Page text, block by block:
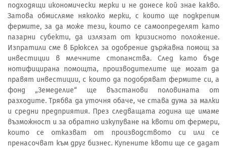
подходящи икономически мерки и не донесе кой знае какво.
Затова обмисляме няколко мерки, с които ще подкрепим
фермите, за да може тези, които се самоопределят като
пазарни субекти, да излязат от кризисното положение.
Изпратили сме в Брюксел за одобрение държавна помощ за
инвестиции в млечните стопанства. След като бъде
нотифицирана помощта, производителите ще могат да
правят инвестиции, с които да подобряват фермите си, а
фонд „Земеделие“ ще възстанови половината от
разходите. Трябва да уточня обаче, че става дума за малки
и средни предприятия. През следващата година ще имаме
възможност и за обратно изкупуване на квоти от фермери,
които се отказват от производството си или се
пренасочват към друг бизнес. Купените квоти ще се дадат